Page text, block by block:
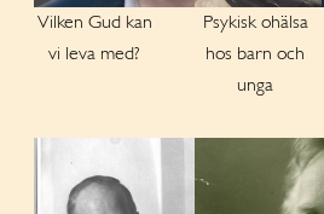
Vilken Gud kan
vi leva med?
Psykisk ohälsa
hos barn och
unga